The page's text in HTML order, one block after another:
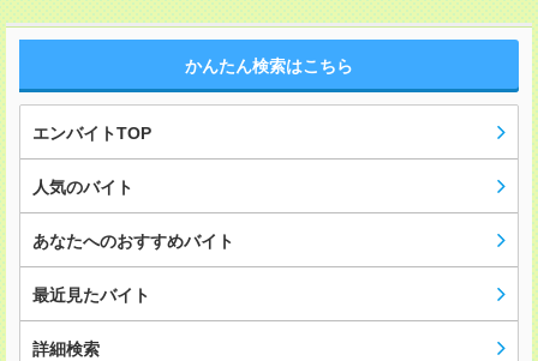
かんたん検索はこちら
エンバイトTOP
人気のバイト
あなたへのおすすめバイト
最近見たバイト
詳細検索